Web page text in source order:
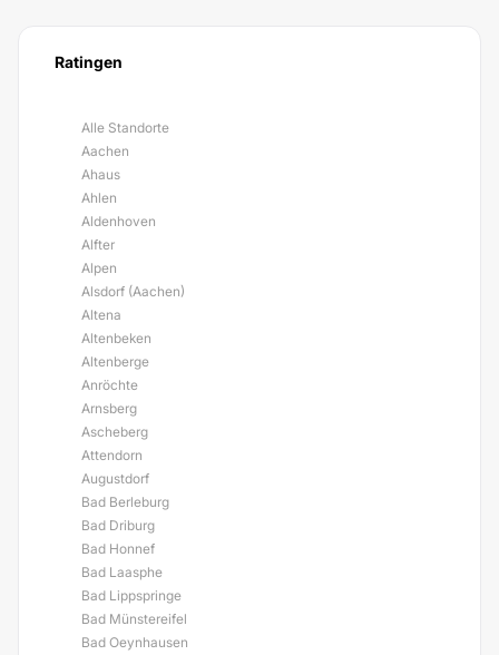
Ratingen
Alle Standorte
Aachen
Ahaus
Ahlen
Aldenhoven
Alfter
Alpen
Alsdorf (Aachen)
Altena
Altenbeken
Altenberge
Anröchte
Arnsberg
Ascheberg
Attendorn
Augustdorf
Bad Berleburg
Bad Driburg
Bad Honnef
Bad Laasphe
Bad Lippspringe
Bad Münstereifel
Bad Oeynhausen